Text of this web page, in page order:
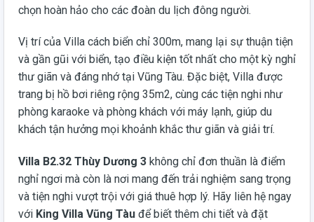
chọn hoàn hảo cho các đoàn du lịch đông người.
Vị trí của Villa cách biển chỉ 300m, mang lại sự thuận tiện
và gần gũi với biển, tạo điều kiện tốt nhất cho một kỳ nghỉ
thư giãn và đáng nhớ tại Vũng Tàu. Đặc biệt, Villa được
trang bị hồ bơi riêng rộng 35m2, cùng các tiện nghi như
phòng karaoke và phòng khách với máy lạnh, giúp du
khách tận hưởng mọi khoảnh khắc thư giãn và giải trí.
Villa B2.32 Thùy Dương 3 không chỉ đơn thuần là điểm
nghỉ ngơi mà còn là nơi mang đến trải nghiệm sang trọng
và tiện nghi vượt trội với giá thuê hợp lý. Hãy liên hệ ngay
với King Villa Vũng Tàu để biết thêm chi tiết và đặt